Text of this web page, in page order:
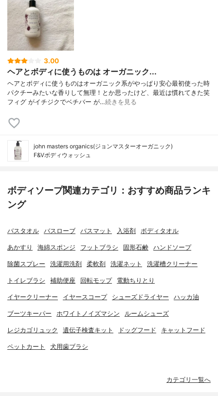
3.00
ヘアとボディに使うものは オーガニック...
ヘアとボディに使うものはオーガニック系がやっぱり安心最初使った時
パクチーみたいな香りして無理！とか思ったけど、最近は慣れてきた笑
フィグ がイチジクでベチバー が…続きを見る
john masters organics(ジョンマスターオーガニック)
F&Vボディウォッシュ
ボディソープ関連カテゴリ：おすすめ商品ランキ
ング
バスタオル バスローブ バスマット 入浴剤 ボディタオル
あかすり 海綿スポンジ フットブラシ 固形石鹸 ハンドソープ
除菌スプレー 洗濯用洗剤 柔軟剤 洗濯ネット 洗濯槽クリーナー
トイレブラシ 補助便座 回転モップ 電動ちりとり
イヤークリーナー イヤースコープ シューズドライヤー ハッカ油
ブーツキーパー ホワイトノイズマシン ルームシューズ
レジカゴリュック 遺伝子検査キット ドッグフード キャットフード
ペットカート 犬用歯ブラシ
カテゴリ一覧へ